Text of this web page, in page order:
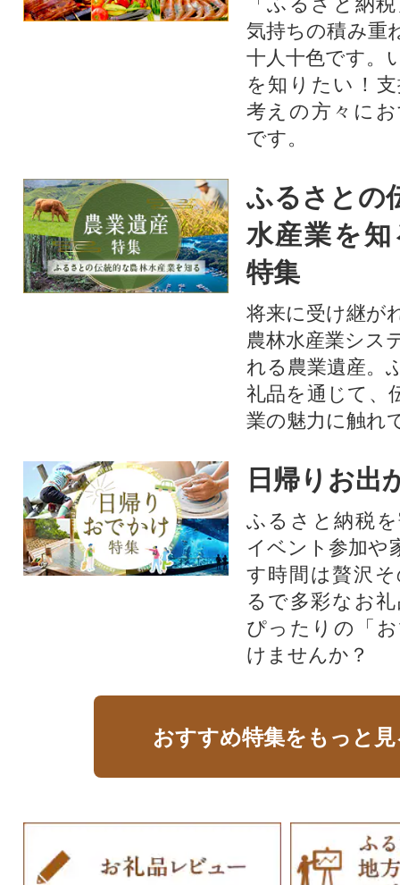
気持ちの積み重
十人十色です。
を知りたい！
考えの方々に
です。
ふるさとの
水産業を
特集
将来に受け継が
農林水産業シス
れる農業遺産。
礼品を通じて、
業の魅力に触れ
日帰りお出
ふるさと納税
イベント参加や
す時間は贅沢
るで多彩なお
ぴったりの「
けませんか？
おすすめ特集をもっと